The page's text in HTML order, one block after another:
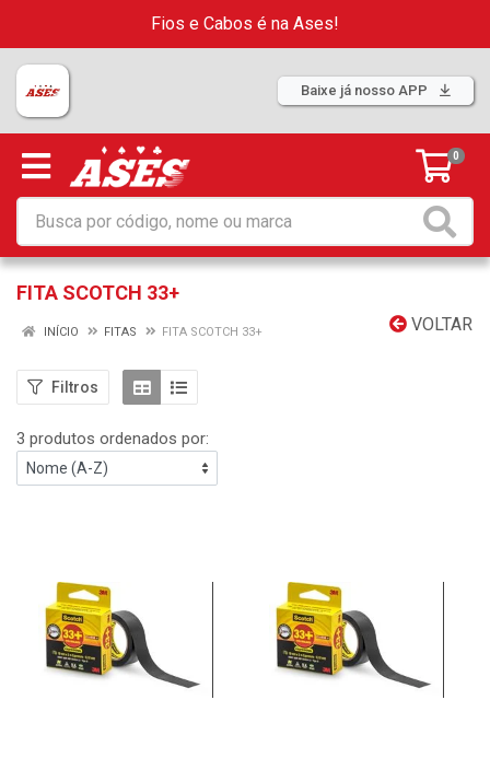
Fios e Cabos é na Ases!
Baixe já nosso APP
0
FITA SCOTCH 33+
VOLTAR
INÍCIO FITAS FITA SCOTCH 33+
Filtros
3 produtos ordenados por: